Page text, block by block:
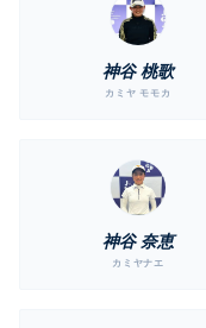
神谷 桃歌
カミヤ モモカ
神谷 奈恵
カミヤナエ